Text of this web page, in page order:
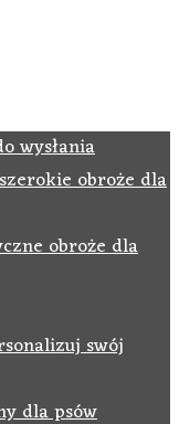
wysłania
obroże dla
obroże dla
swój
dla psów